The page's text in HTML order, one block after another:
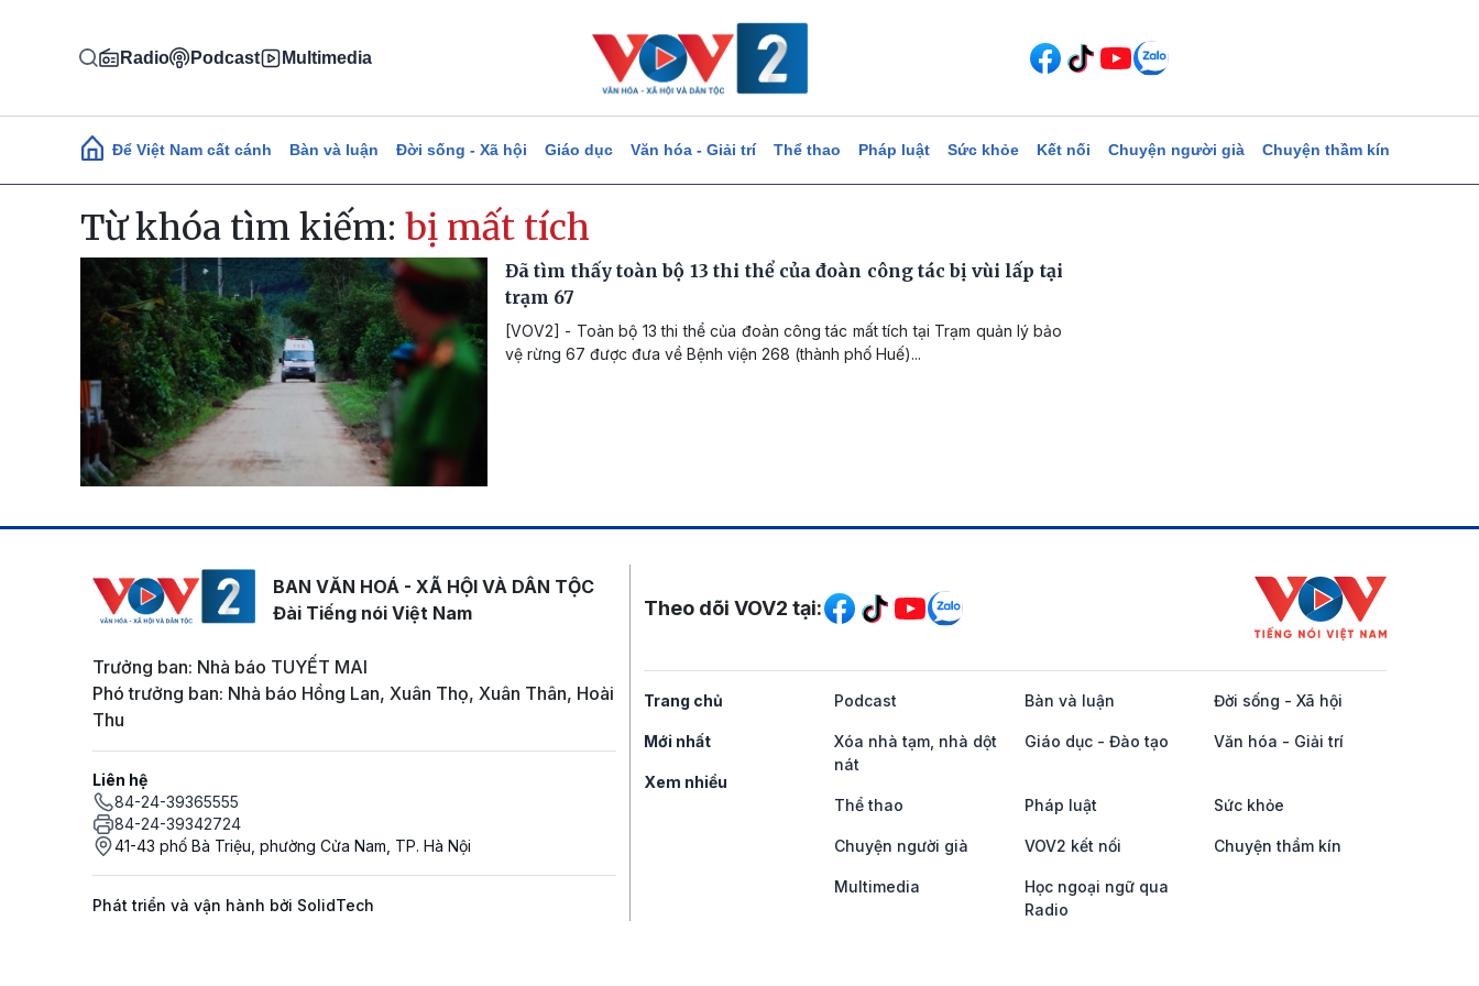
Radio Podcast Multimedia
Main navigation
Để Việt Nam cất cánh Bàn và luận Đời sống - Xã hội Giáo dục Văn hóa - Giải trí Thể thao Pháp luật Sức khỏe Kết nối Chuyện người già Chuyện thầm kín
Từ khóa tìm kiếm: bị mất tích
Đã tìm thấy toàn bộ 13 thi thể của đoàn công tác bị vùi lấp tại
trạm 67
[VOV2] - Toàn bộ 13 thi thể của đoàn công tác mất tích tại Trạm quản lý bảo
vệ rừng 67 được đưa về Bệnh viện 268 (thành phố Huế)...
BAN VĂN HOÁ - XÃ HỘI VÀ DÂN TỘC
Đài Tiếng nói Việt Nam
Trưởng ban: Nhà báo TUYẾT MAI
Phó trưởng ban: Nhà báo Hồng Lan, Xuân Thọ, Xuân Thân, Hoài
Thu
Liên hệ
84-24-39365555
84-24-39342724
41-43 phố Bà Triệu, phường Cửa Nam, TP. Hà Nội
Phát triển và vận hành bởi SolidTech
Mạng xã hội
Theo dõi VOV2 tại:
Trang chủ
Mới nhất
Xem nhiều
Podcast Bàn và luận Đời sống - Xã hội
Xóa nhà tạm, nhà dột
nát
Giáo dục - Đào tạo Văn hóa - Giải trí
Thể thao Pháp luật Sức khỏe
Chuyện người già VOV2 kết nối Chuyện thầm kín
Multimedia
Học ngoại ngữ qua
Radio